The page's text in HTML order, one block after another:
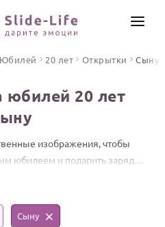
Юбилей 20 лет Открытки Сыну
юбилей 20 лет
изображения, чтобы
юбилеем и подарить заряд
Сыну